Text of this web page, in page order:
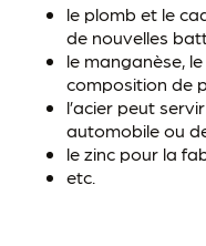
le plomb et le
de nouvelles
le manganèse,
composition de
l’acier peut
automobile ou
le zinc pour la
etc.